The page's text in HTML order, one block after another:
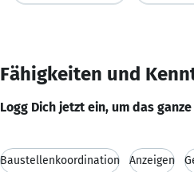
Fähigkeiten und
Logg Dich jetzt ein, um das
Baustellenkoordination Anzeigen